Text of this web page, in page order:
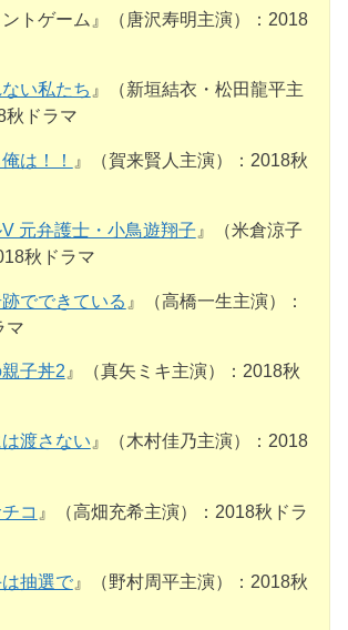
ントゲーム』（唐沢寿明主演）：2018
い私たち 』（新垣結衣・松田龍平主
秋ドラマ
は！！
』（賀来賢人主演）：2018秋
元弁護士・小鳥遊翔子 』（米倉涼子
秋ドラマ
でできている 』（高橋一生主演）：
マ
子丼2 』（真矢ミキ主演）：2018秋
渡さない』（木村佳乃主演）：2018
コ 』（高畑充希主演）：2018秋ドラ
抽選で』（野村周平主演）：2018秋